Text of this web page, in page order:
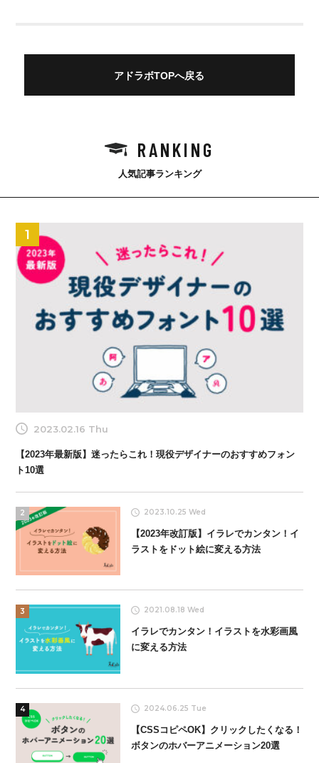
アドラボTOPへ戻る
RANKING
人気記事ランキング
1
2023.02.16 Thu
【2023年最新版】迷ったらこれ！現役デザイナーのおすすめフォン
ト10選
2 2023.10.25 Wed
【2023年改訂版】イラレでカンタン！イ
ラストをドット絵に変える方法
3 2021.08.18 Wed
イラレでカンタン！イラストを水彩画風
に変える方法
4 2024.06.25 Tue
【CSSコピペOK】クリックしたくなる！
ボタンのホバーアニメーション20選